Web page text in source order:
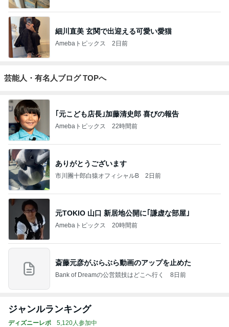
細川直美 玄関で出迎える可愛い愛猫
Amebaトピックス 2日前
芸能人・有名人ブログ TOPへ
｢元こども店長｣加藤清史郎 喜びの報告
Amebaトピックス 22時間前
ありがとうございます
市川團十郎白猿オフィシャルB 2日前
元TOKIO 山口 新居地公開に｢謙虚な部屋｣
Amebaトピックス 20時間前
斎藤元彦がぶらぶら動画のアップを止めた
Bank of Dreamの公営競技はどこへ行く 8日前
ジャンルランキング
ディズニーレポ 5,120人参加中